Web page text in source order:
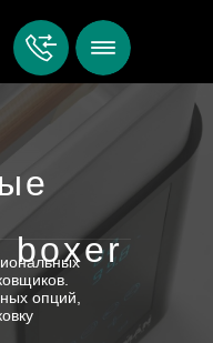
boxer
опций,